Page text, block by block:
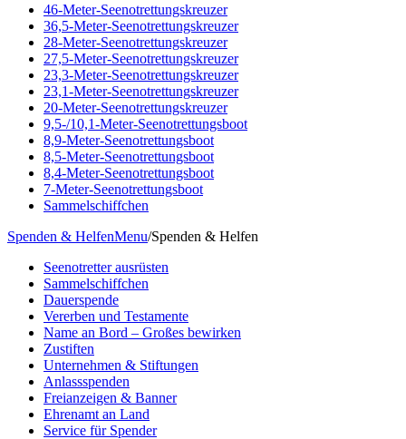
46-Meter-Seenotrettungskreuzer
36,5-Meter-Seenotrettungskreuzer
28-Meter-Seenotrettungskreuzer
27,5-Meter-Seenotrettungskreuzer
23,3-Meter-Seenotrettungskreuzer
23,1-Meter-Seenotrettungskreuzer
20-Meter-Seenotrettungskreuzer
9,5-/10,1-Meter-Seenotrettungsboot
8,9-Meter-Seenotrettungsboot
8,5-Meter-Seenotrettungsboot
8,4-Meter-Seenotrettungsboot
7-Meter-Seenotrettungsboot
Sammelschiffchen
Spenden & HelfenMenu/Spenden & Helfen
Seenotretter ausrüsten
Sammelschiffchen
Dauerspende
Vererben und Testamente
Name an Bord – Großes bewirken
Zustiften
Unternehmen & Stiftungen
Anlassspenden
Freianzeigen & Banner
Ehrenamt an Land
Service für Spender